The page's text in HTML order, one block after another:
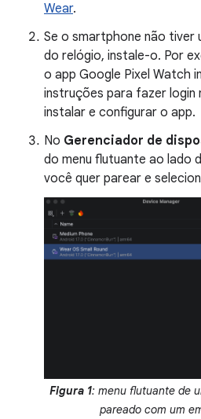
Wear.
Se o smartphone não tiver
do relógio, instale-o. Por
o app Google Pixel Watch
instruções para fazer login
instalar e configurar o app.
No Gerenciador de
do menu flutuante ao lado
você quer parear e
Figura 1: menu flutuante de
pareado com um